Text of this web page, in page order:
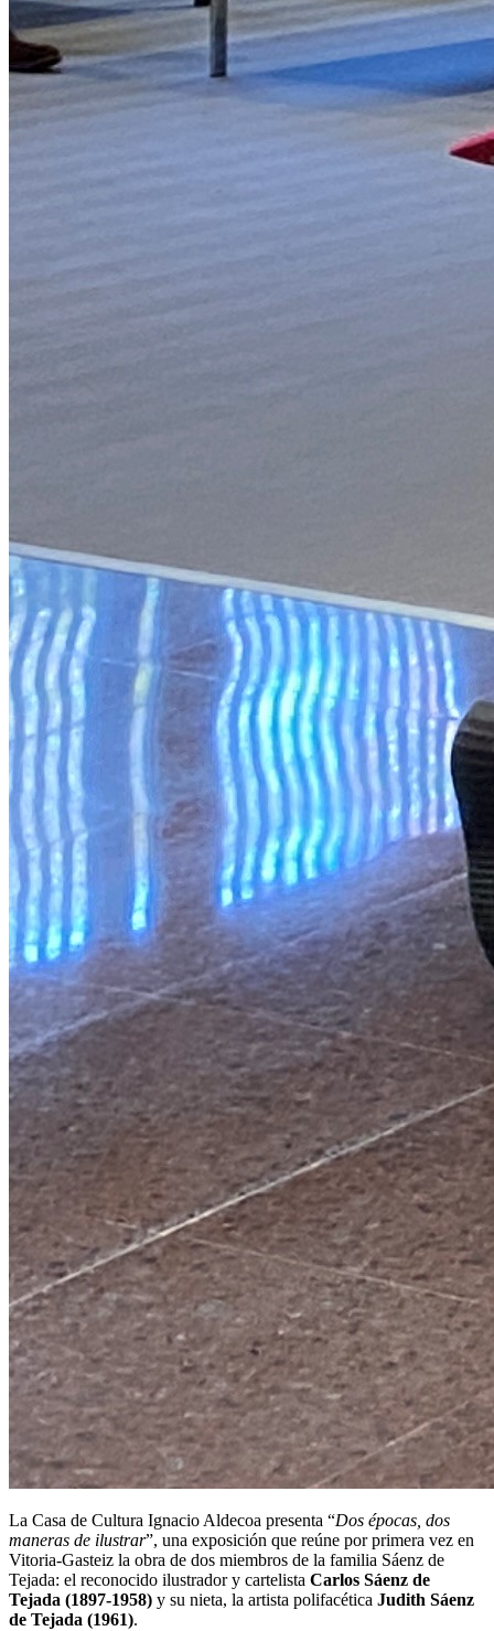
La Casa de Cultura Ignacio Aldecoa presenta “Dos épocas, dos
maneras de ilustrar”, una exposición que reúne por primera vez en
Vitoria-Gasteiz la obra de dos miembros de la familia Sáenz de
Tejada: el reconocido ilustrador y cartelista Carlos Sáenz de
Tejada (1897-1958) y su nieta, la artista polifacética Judith Sáenz
de Tejada (1961).